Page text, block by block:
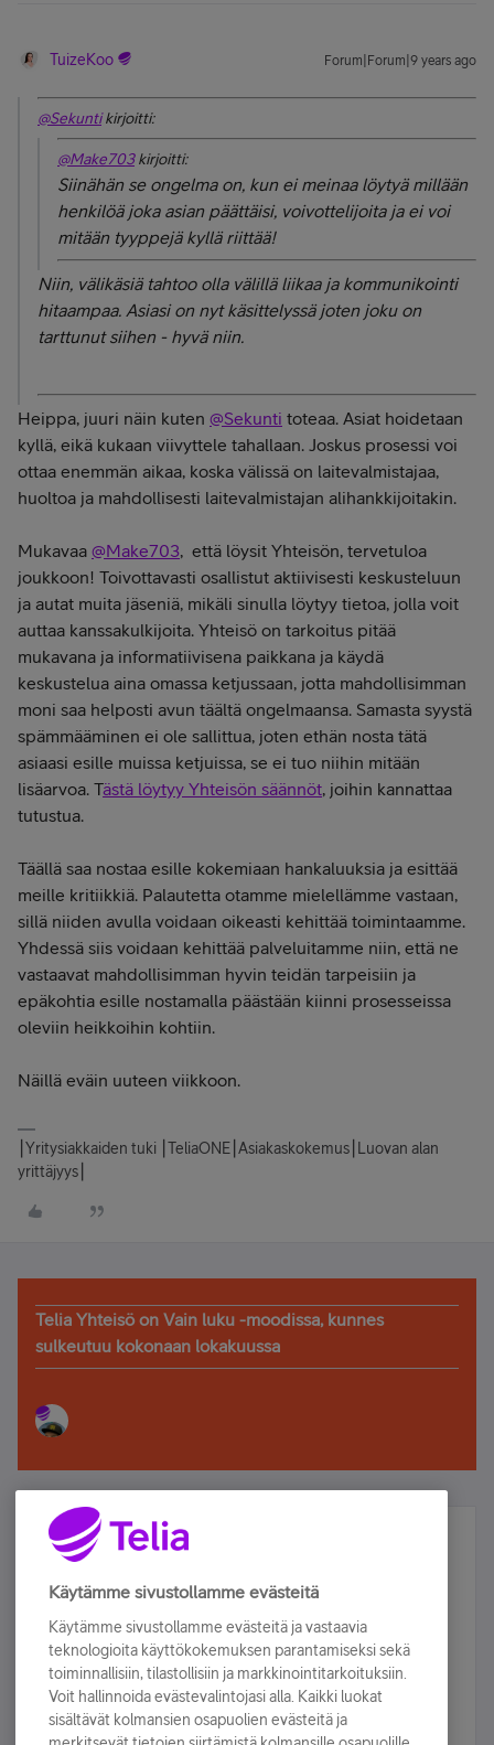
TuizeKoo Forum|Forum|9 years ago
@Sekuntikirjoitti:
@Make703kirjoitti:
Siinähän se ongelma on, kun ei meinaa löytyä millään
henkilöä joka asian päättäisi, voivottelijoita ja ei voi
mitään tyyppejä kyllä riittää!
Niin, välikäsiä tahtoo olla välillä liikaa ja kommunikointi
hitaampaa. Asiasi on nyt käsittelyssä joten joku on
tarttunut siihen - hyvä niin.
Heippa, juuri näin kuten @Sekunti toteaa. Asiat hoidetaan
kyllä, eikä kukaan viivyttele tahallaan. Joskus prosessi voi
ottaa enemmän aikaa, koska välissä on laitevalmistajaa,
huoltoa ja mahdollisesti laitevalmistajan alihankkijoitakin.
Mukavaa @Make703, että löysit Yhteisön, tervetuloa
joukkoon! Toivottavasti osallistut aktiivisesti keskusteluun
ja autat muita jäseniä, mikäli sinulla löytyy tietoa, jolla voit
auttaa kanssakulkijoita. Yhteisö on tarkoitus pitää
mukavana ja informatiivisena paikkana ja käydä
keskustelua aina omassa ketjussaan, jotta mahdollisimman
moni saa helposti avun täältä ongelmaansa. Samasta syystä
spämmääminen ei ole sallittua, joten ethän nosta tätä
asiaasi esille muissa ketjuissa, se ei tuo niihin mitään
lisäarvoa. Tästä löytyy Yhteisön säännöt, joihin kannattaa
tutustua.
Täällä saa nostaa esille kokemiaan hankaluuksia ja esittää
meille kritiikkiä. Palautetta otamme mielellämme vastaan,
sillä niiden avulla voidaan oikeasti kehittää toimintaamme.
Yhdessä siis voidaan kehittää palveluitamme niin, että ne
vastaavat mahdollisimman hyvin teidän tarpeisiin ja
epäkohtia esille nostamalla päästään kiinni prosesseissa
oleviin heikkoihin kohtiin.
Näillä eväin uuteen viikkoon.
⎮Yritysiakkaiden tuki ⎮TeliaONE⎮Asiakaskokemus⎮Luovan alan
yrittäjyys⎮
Telia Yhteisö on Vain luku -moodissa, kunnes
sulkeutuu kokonaan lokakuussa
Älä jää paitsi – osallistu ja voita!
Tilaa Telian uutiskirje ja olet mukana arvonnassa.
sähköpostiisi.
Tilaa nyt
Käytämme sivustollamme evästeitä
Käytämme sivustollamme evästeitä ja vastaavia
teknologioita käyttökokemuksen parantamiseksi sekä
toiminnallisiin, tilastollisiin ja markkinointitarkoituksiin.
Voit hallinnoida evästevalintojasi alla. Kaikki luokat
sisältävät kolmansien osapuolien evästeitä ja